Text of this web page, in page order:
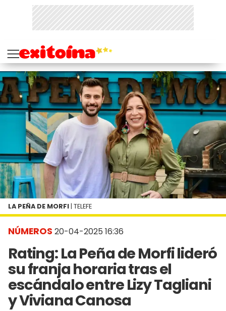
NÚMEROS 20-04-2025 16:36
Rating: La Peña de Morfi lideró
su franja horaria tras el
escándalo entre Lizy Tagliani
y Viviana Canosa
LA PEÑA DE MORFI | TELEFE